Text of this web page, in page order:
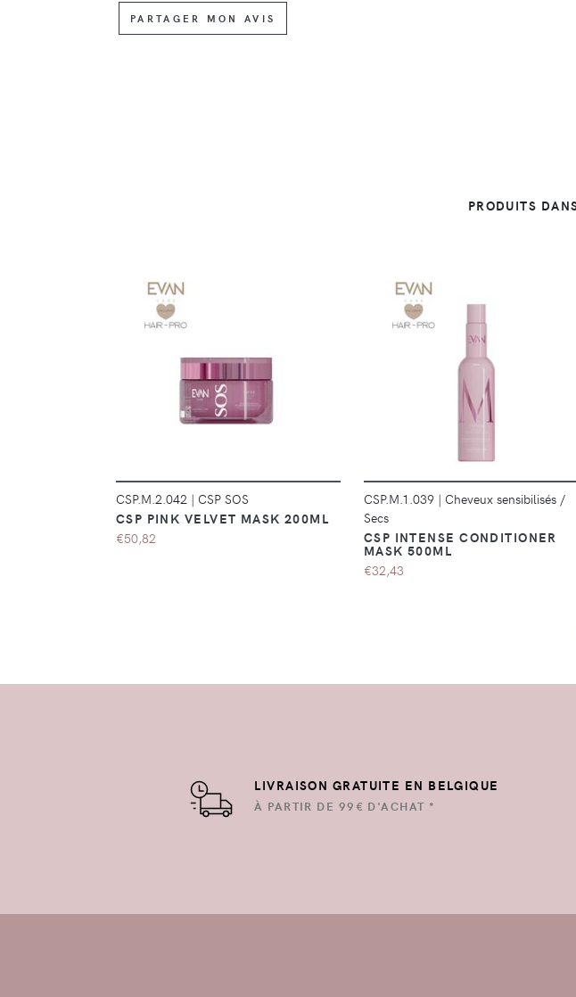
PARTAGER MON AVIS
PRODUITS
DÉTAILS
CSP.M.2.042 | CSP SOS
CSP PINK VELVET MASK 200ML
€50,82
DÉTAILS
CSP.M.1.039 | Cheveux sensibilisés /
Secs
CSP INTENSE CONDITIONER
MASK 500ML
€32,43
LIVRAISON GRATUITE EN BELGIQUE
À PARTIR DE 99€ D'ACHAT *